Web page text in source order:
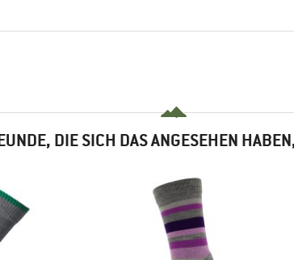
DIE SICH DAS ANGESEHEN